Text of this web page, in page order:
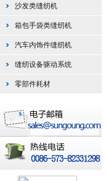
沙发类缝纫机
箱包手袋类缝纫机
汽车内饰件缝纫机
缝纫设备驱动系统
零部件耗材